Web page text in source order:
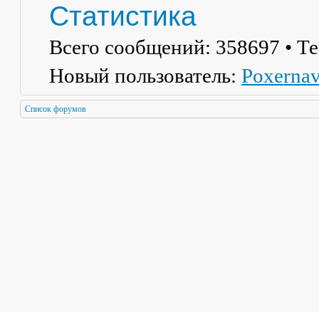
Статистика
Всего сообщений: 358697 •
Новый пользователь:
Список форумов